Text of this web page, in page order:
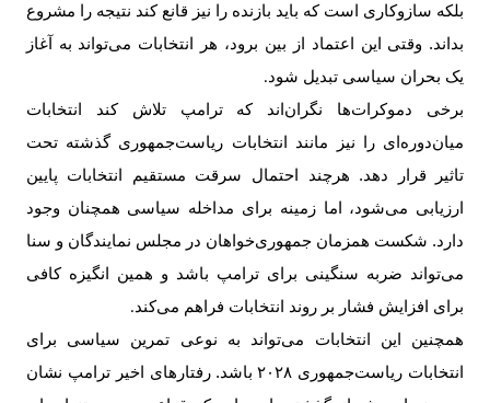
بلکه سازوکاری است که باید بازنده را نیز قانع کند نتیجه را مشروع
بداند. وقتی این اعتماد از بین برود، هر انتخابات می‌تواند به آغاز
یک بحران سیاسی تبدیل شود.
برخی دموکرات‌ها نگران‌اند که ترامپ تلاش کند انتخابات
میان‌دوره‌ای را نیز مانند انتخابات ریاست‌جمهوری گذشته تحت
تاثیر قرار دهد. هرچند احتمال سرقت مستقیم انتخابات پایین
ارزیابی می‌شود، اما زمینه برای مداخله سیاسی همچنان وجود
دارد. شکست همزمان جمهوری‌خواهان در مجلس نمایندگان و سنا
می‌تواند ضربه سنگینی برای ترامپ باشد و همین انگیزه کافی
برای افزایش فشار بر روند انتخابات فراهم می‌کند.
همچنین این انتخابات می‌تواند به نوعی تمرین سیاسی برای
انتخابات ریاست‌جمهوری ۲۰۲۸ باشد. رفتارهای اخیر ترامپ نشان